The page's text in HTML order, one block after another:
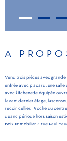
A
Vend trois pièces avec
entrée avec placard, une salle
avec kitchenette équipée
l'avant dernier étage,
recoin cellier. Proche du
quand période hors saison
Boix Immobilier 4 rue Paul